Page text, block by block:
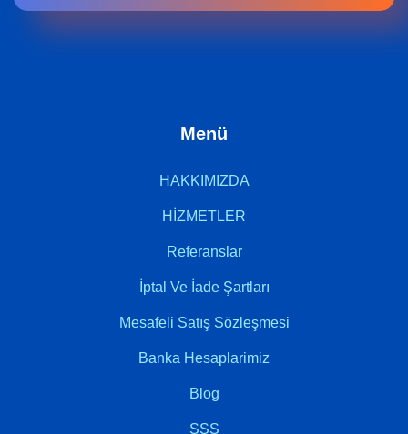
Menü
HAKKIMIZDA
HİZMETLER
Referanslar
İptal Ve İade Şartları
Mesafeli Satış Sözleşmesi
Banka Hesaplarimiz
Blog
SSS